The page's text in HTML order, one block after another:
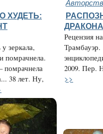
ХУДЕТЬ:
зеркала,
помрачнела.
помрачнела
38 лет. Ну,
ДРАКОНА
Рецензия
2009. Пер.
>>